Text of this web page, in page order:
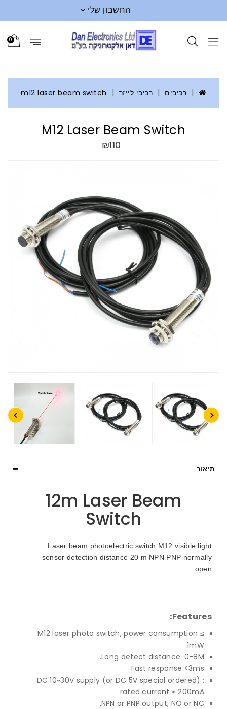
החשבון שלי
0
רכיבים רכיבי לייזר m12 laser beam switch
M12 Laser Beam Switch
₪110
תיאור
12m Laser Beam
Switch
Laser beam photoelectric switch M12 visible light
sensor detection distance 20 m NPN PNP normally
open
Features:
M12 laser photo switch, power consumption ≤
1mW.
Long detect distance: 0-8M.
Fast response <3ms.
DC 10~30V supply (or DC 5V special ordered) ;
rated current ≤ 200mA.
NPN or PNP output; NO or NC.